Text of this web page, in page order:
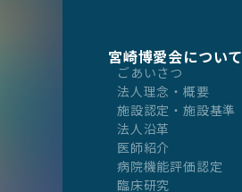
宮崎博愛会について
ごあいさつ
法人理念・概要
施設認定・施設基準
法人沿革
医師紹介
病院機能評価認定
臨床研究